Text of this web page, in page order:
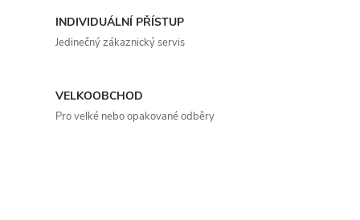
INDIVIDUÁLNÍ PŘÍSTUP
Jedinečný zákaznický servis
VELKOOBCHOD
Pro velké nebo opakované odběry